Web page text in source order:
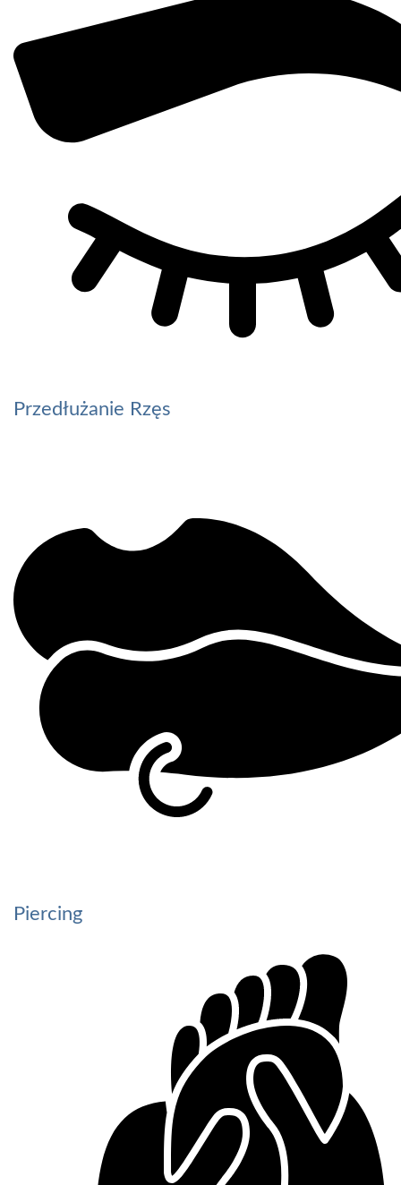
Przedłużanie Rzęs
Piercing